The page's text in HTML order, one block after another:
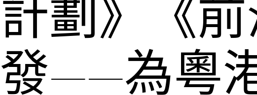
計劃》《
——為粵